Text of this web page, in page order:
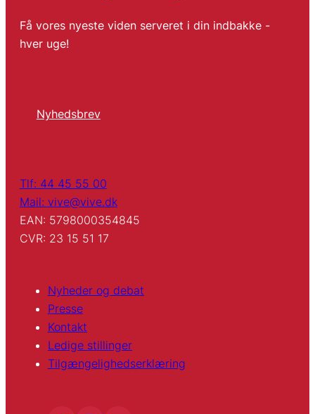
Få vores nyeste viden serveret i din indbakke -
hver uge!
Nyhedsbrev
Tlf: 44 45 55 00
Mail: vive@vive.dk
EAN: 5798000354845
CVR: 23 15 51 17
Nyheder og debat
Presse
Kontakt
Ledige stillinger
Tilgængelighedserklæring